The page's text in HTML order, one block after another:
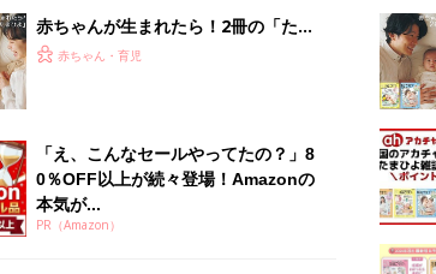
・育児の人気テーマ